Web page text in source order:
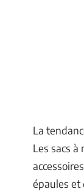
La
Les sacs à
épaules et